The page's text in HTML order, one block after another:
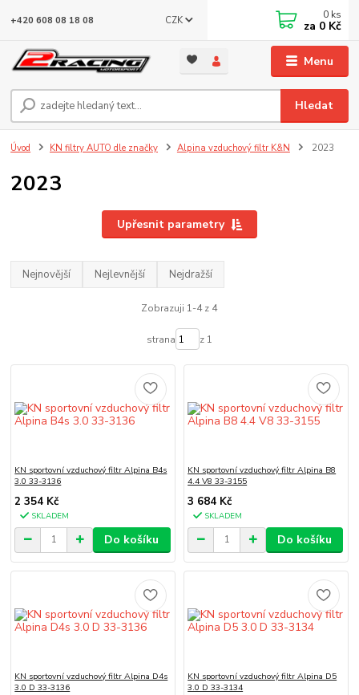
Menu
CZK
Hledat
+420 608 08 18 08 0 ks
za 0 Kč
Úvod KN filtry AUTO dle značky Alpina vzduchový filtr K&N 2023
2023
Upřesnit parametry
Nejnovější Nejlevnější Nejdražší
Zobrazuji 1-4 z 4
strana z 1
KN sportovní vzduchový filtr Alpina B4s
3.0 33-3136
2 354 Kč
SKLADEM
Do košíku
KN sportovní vzduchový filtr Alpina B8
4.4 V8 33-3155
3 684 Kč
SKLADEM
Do košíku
KN sportovní vzduchový filtr Alpina D4s
3.0 D 33-3136
KN sportovní vzduchový filtr Alpina D5
3.0 D 33-3134